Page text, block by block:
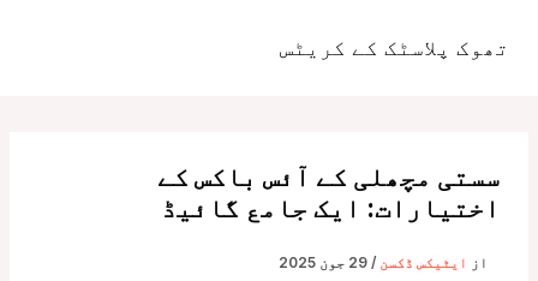
جائیں۔
تھوک پلاسٹک کے کریٹس
سستی مچھلی کے آئس باکس کے
اختیارات: ایک جامع گائیڈ
از ایٹیکس ڈکسن / 29 جون 2025